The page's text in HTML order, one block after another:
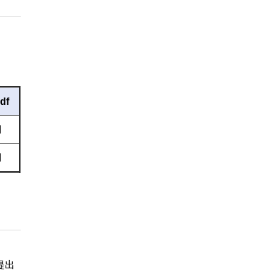
出